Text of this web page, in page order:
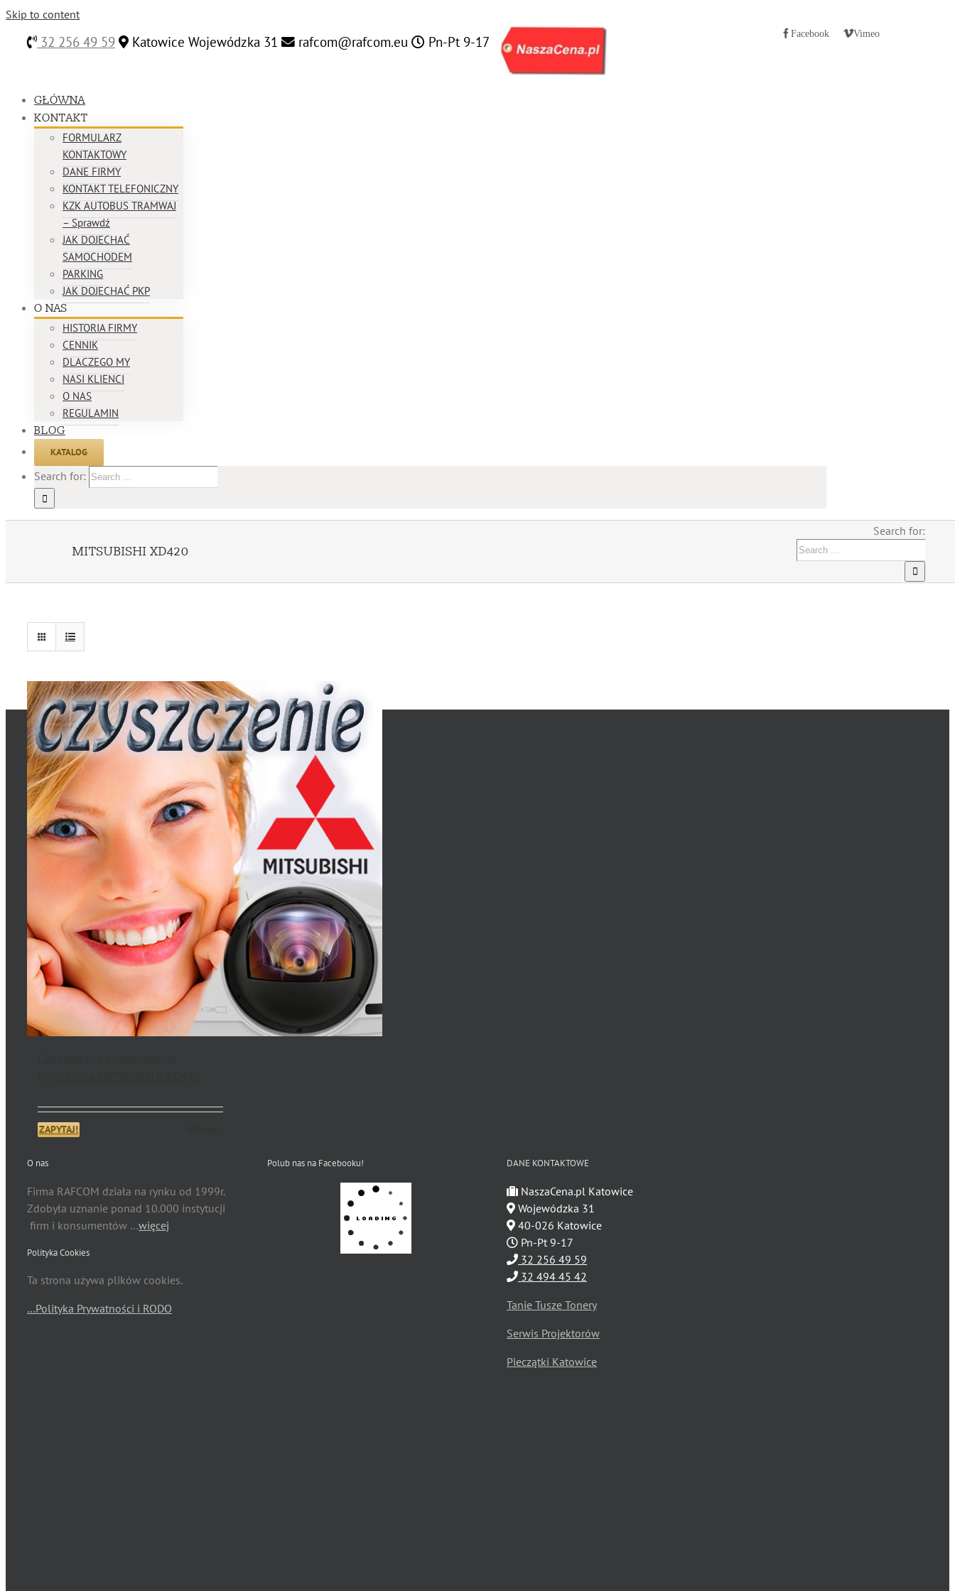
Skip to content
32 256 49 59 Katowice Wojewódzka 31 rafcom@rafcom.eu Pn-Pt 9-17 Facebook Vimeo
GŁÓWNA
KONTAKT
FORMULARZ
KONTAKTOWY
DANE FIRMY
KONTAKT TELEFONICZNY
KZK AUTOBUS TRAMWAJ
– Sprawdź
JAK DOJECHAĆ
SAMOCHODEM
PARKING
JAK DOJECHAĆ PKP
O NAS
HISTORIA FIRMY
CENNIK
DLACZEGO MY
NASI KLIENCI
O NAS
REGULAMIN
BLOG
KATALOG
Search for:
MITSUBISHI XD420
Search for:
ZAPYTAJ!
O nas
Firma RAFCOM działa na rynku od 1999r.
Zdobyła uznanie ponad 10.000 instytucji
firm i konsumentów …więcej
Polityka Cookies
Ta strona używa plików cookies.
…Polityka Prywatności i RODO
Polub nas na Facebooku! DANE KONTAKTOWE
NaszaCena.pl Katowice
Wojewódzka 31
40-026 Katowice
Pn-Pt 9-17
32 256 49 59
32 494 45 42
Tanie Tusze Tonery
Serwis Projektorów
Pieczątki Katowice